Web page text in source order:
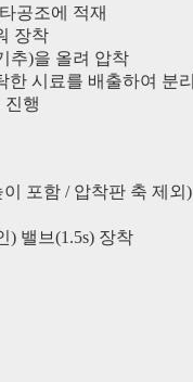
공조에 적재
장착
추)을 올려 압착
시료를 배출하여 분리
진행
이 포함 / 압착판 축 제외)
) 밸브(1.5s) 장착